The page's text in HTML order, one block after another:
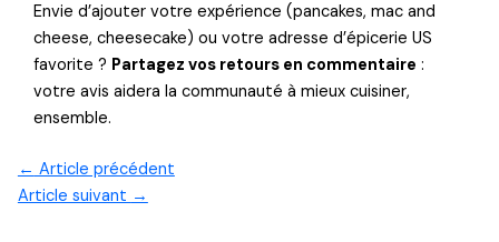
Envie d’ajouter votre expérience (pancakes, mac and
cheese, cheesecake) ou votre adresse d’épicerie US
favorite ? Partagez vos retours en commentaire :
votre avis aidera la communauté à mieux cuisiner,
ensemble.
← Article précédent
Article suivant →